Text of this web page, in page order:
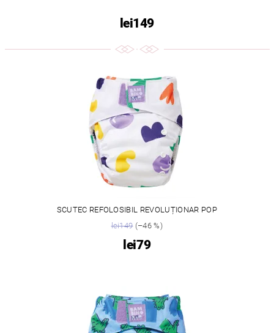
lei149
SCUTEC REFOLOSIBIL REVOLUȚIONAR POP
lei149(–46 %)
lei79